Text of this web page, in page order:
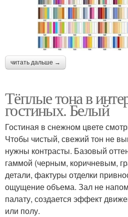
читать дальше →
Тёплые тона в
гостиных. Белый
Гостиная в снежном цвете
Чтобы чистый, свежий тон не
нужны контрасты. Базовый
гаммой (черным, коричневым,
детали, фактуры отделки
ощущение объема. Зал не
палату, создается эффект
или полу.